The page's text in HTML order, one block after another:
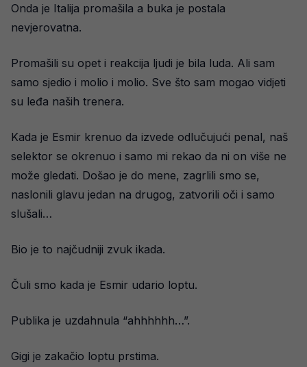
Onda je Italija promašila a buka je postala
nevjerovatna.
Promašili su opet i reakcija ljudi je bila luda. Ali sam
samo sjedio i molio i molio. Sve što sam mogao vidjeti
su leđa naših trenera.
Kada je Esmir krenuo da izvede odlučujući penal, naš
selektor se okrenuo i samo mi rekao da ni on više ne
može gledati. Došao je do mene, zagrlili smo se,
naslonili glavu jedan na drugog, zatvorili oči i samo
slušali…
Bio je to najčudniji zvuk ikada.
Čuli smo kada je Esmir udario loptu.
Publika je uzdahnula “ahhhhhh…”.
Gigi je zakačio loptu prstima.